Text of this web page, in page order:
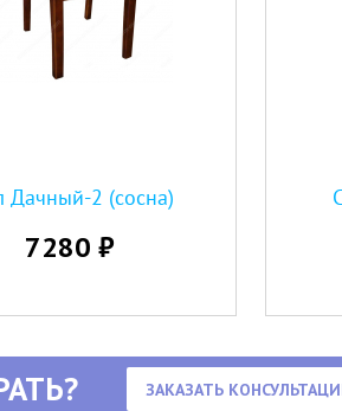
Дачный-2 (сосна)
7280 ₽
ЗАКАЗАТЬ